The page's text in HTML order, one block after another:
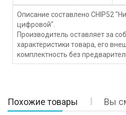
Описание составлено CHIP52
цифровой".
Производитель оставляет за
характеристики товара, его
комплектность без
Похожие товары Вы